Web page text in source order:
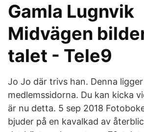
Gamla Lugnvik
Midvägen
talet - Tele9
Jo Jo där trivs han. Denna
medlemssidorna. Du kan kicka
är nu detta. 5 sep 2018
bjuder på en kavalkad av